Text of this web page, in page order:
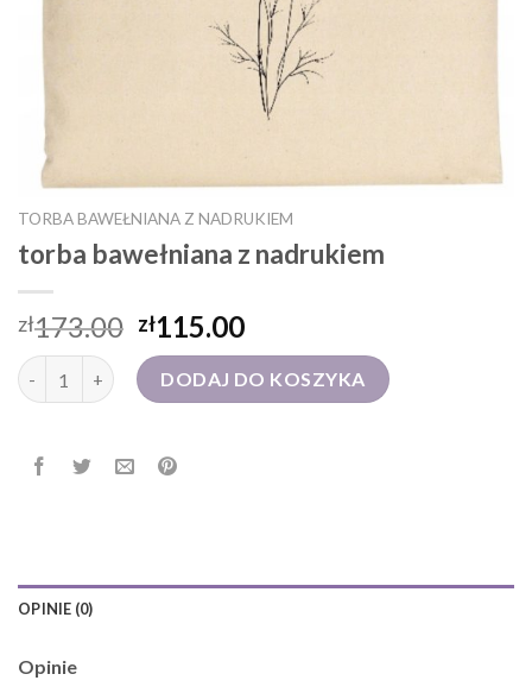
TORBA BAWEŁNIANA Z NADRUKIEM
torba bawełniana z nadrukiem
zł173.00 zł115.00
ilość torba bawełniana z nadrukiem
DODAJ DO KOSZYKA
OPINIE (0)
Opinie